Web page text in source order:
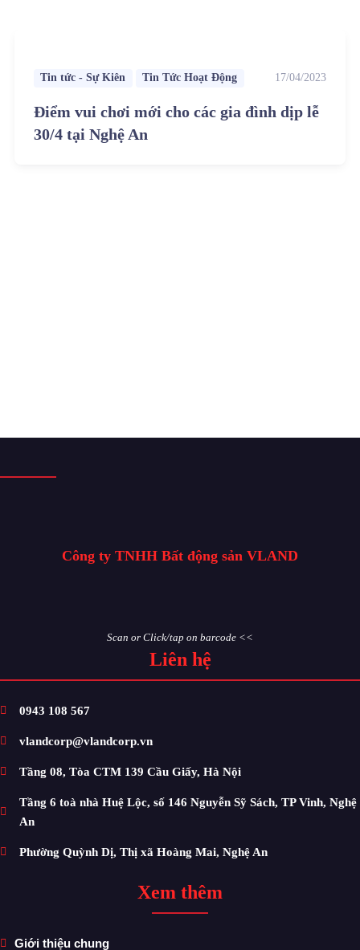
Tin tức - Sự Kiên Tin Tức Hoạt Động 17/04/2023
Điểm vui chơi mới cho các gia đình dịp lễ
30/4 tại Nghệ An
Công ty TNHH Bất động sản VLAND
Scan or Click/tap on barcode <<
Liên hệ
0943 108 567
vlandcorp@vlandcorp.vn
Tầng 08, Tòa CTM 139 Cầu Giấy, Hà Nội
Tầng 6 toà nhà Huệ Lộc, số 146 Nguyễn Sỹ Sách, TP Vinh, Nghệ
An
Phường Quỳnh Dị, Thị xã Hoàng Mai, Nghệ An
Xem thêm
Giới thiệu chung